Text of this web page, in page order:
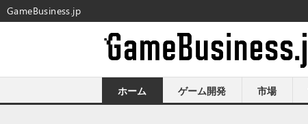
ホーム ゲーム開発 市場
GameBusiness.jp